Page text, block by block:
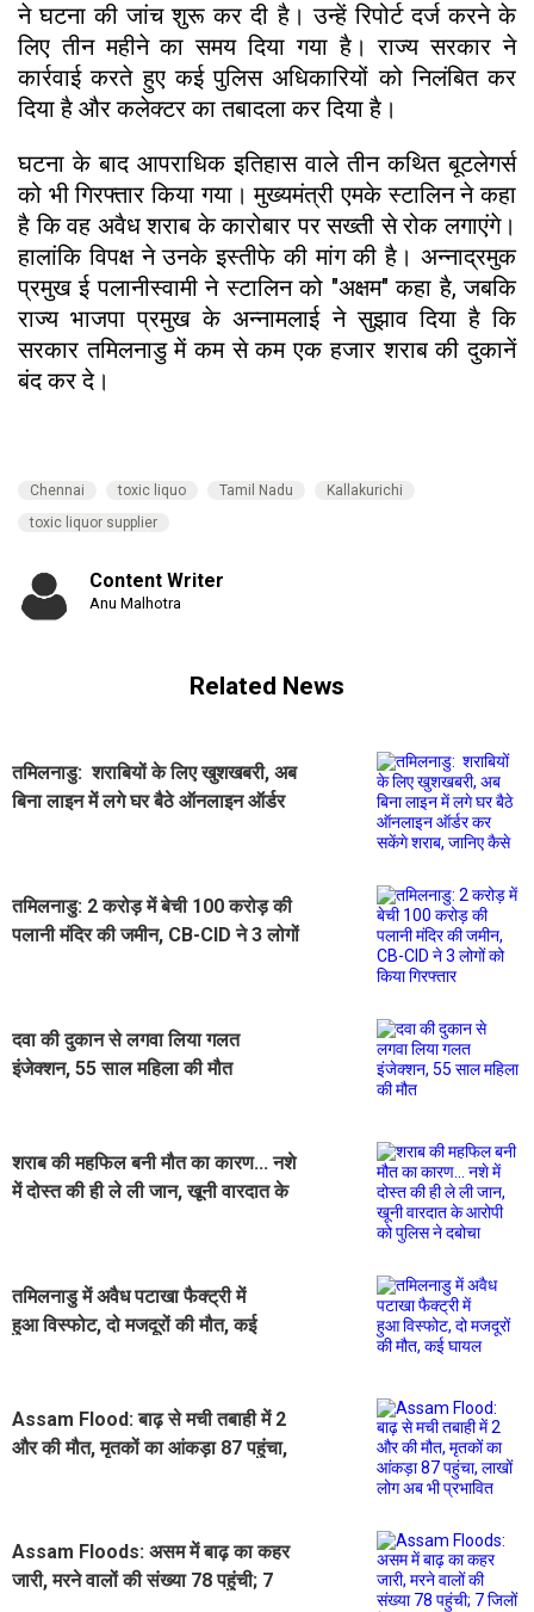
ने घटना की जांच शुरू कर दी है। उन्हें रिपोर्ट दर्ज करने के
लिए तीन महीने का समय दिया गया है। राज्य सरकार ने
कार्रवाई करते हुए कई पुलिस अधिकारियों को निलंबित कर
दिया है और कलेक्टर का तबादला कर दिया है।
घटना के बाद आपराधिक इतिहास वाले तीन कथित बूटलेगर्स
को भी गिरफ्तार किया गया। मुख्यमंत्री एमके स्टालिन ने कहा
है कि वह अवैध शराब के कारोबार पर सख्ती से रोक लगाएंगे।
हालांकि विपक्ष ने उनके इस्तीफे की मांग की है। अन्नाद्रमुक
प्रमुख ई पलानीस्वामी ने स्टालिन को "अक्षम" कहा है, जबकि
राज्य भाजपा प्रमुख के अन्नामलाई ने सुझाव दिया है कि
सरकार तमिलनाडु में कम से कम एक हजार शराब की दुकानें
बंद कर दे।
Chennai toxic liquo Tamil Nadu
Kallakurichi
toxic liquor supplier
Content Writer
Anu Malhotra
Related News
तमिलनाडु: शराबियों के लिए खुशखबरी, अब
बिना लाइन में लगे घर बैठे ऑनलाइन ऑर्डर
तमिलनाडु: 2 करोड़ में बेची 100 करोड़ की
पलानी मंदिर की जमीन, CB-CID ने 3 लोगों
दवा की दुकान से लगवा लिया गलत
इंजेक्शन, 55 साल महिला की मौत
शराब की महफिल बनी मौत का कारण... नशे
में दोस्त की ही ले ली जान, खूनी वारदात के
तमिलनाडु में अवैध पटाखा फैक्ट्री में
हुआ विस्फोट, दो मजदूरों की मौत, कई
Assam Flood: बाढ़ से मची तबाही में 2
और की मौत, मृतकों का आंकड़ा 87 पहुंचा,
Assam Floods: असम में बाढ़ का कहर
जारी, मरने वालों की संख्या 78 पहुंची; 7